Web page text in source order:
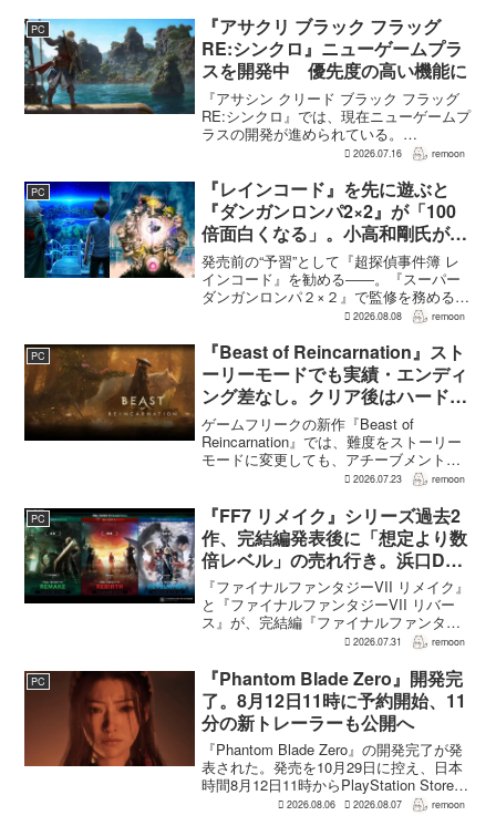
上に認知度向上へ貢献したと語った。現
在...
PC
『アサクリ ブラック フラッグ
RE:シンクロ』ニューゲームプラ
スを開発中 優先度の高い機能に
『アサシン クリード ブラック フラッグ
RE:シンクロ』では、現在ニューゲームプ
ラスの開発が進められている。
GamesRadar+によると、ゲームディレク
JorRaptor氏による...
2026.07.16 remoon
PC
『レインコード』を先に遊ぶと
『ダンガンロンパ2×2』が「100
倍面白くなる」。小高和剛氏がプ
レイをおすすめ
発売前の“予習”として『超探偵事件簿 レ
インコード』を勧める――。『スーパー
ダンガンロンパ２×２』で監修を務める小
高和剛氏が、そんなメッセージをファン
ューでの発言で、小高氏は「先に『レイ
ンコー...
2026.08.08 remoon
PC
『Beast of Reincarnation』スト
ーリーモードでも実績・エンディ
ング差なし。クリア後はハード超
えのNEW GAME+も
ゲームフリークの新作『Beast of
Reincarnation』では、難度をストーリー
モードに変更しても、アチーブメントや
収集要素、エンディングに違いはない。
難度のNEW GAME+も用意されてい
る。...
2026.07.23 remoon
PC
『FF7 リメイク』シリーズ過去2
作、完結編発表後に「想定より数
倍レベル」の売れ行き。浜口Dが
明かす
『ファイナルファンタジーVII リメイク』
と『ファイナルファンタジーVII リバー
ス』が、完結編『ファイナルファンタジ
ーVII リベレーション』の発表後、「我々
ると、シリーズディレクターの浜口直樹
氏がAU...
2026.07.31 remoon
PC
『Phantom Blade Zero』開発完
了。8月12日11時に予約開始、11
分の新トレーラーも公開へ
『Phantom Blade Zero』の開発完了が発
表された。発売を10月29日に控え、日本
時間8月12日11時からPlayStation Store、
Steam、Epic Games Storeで予約受付が
2026.08.06 2026.08.07 remoon